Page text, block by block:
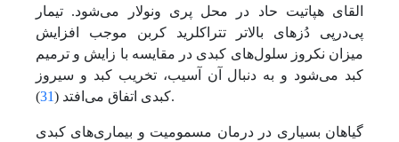
القای هپاتیت حاد در محل پری ونولار‌ می‌شود. تیمار
پی‌در‌پی دُزهای بالاتر ‌تتراکلرید کربن موجب افزایش
میزان نکروز سلول‌های کبدی در مقایسه با زایش و ترمیم
کبد‌ می‌شود و به دنبال آن آسیب، تخریب کبد و سیروز
کبدی اتفاق‌ می‌افتد (31 ).
گیاهان بسیاری در درمان مسمومیت و بیماری‌های کبدی